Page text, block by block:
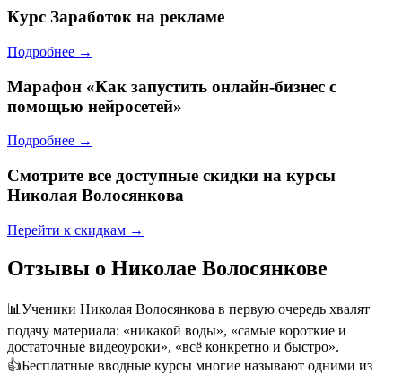
Курс Заработок на рекламе
Подробнее →
Марафон «Как запустить онлайн-бизнес с
помощью нейросетей»
Подробнее →
Смотрите все доступные скидки на курсы
Николая Волосянкова
Перейти к скидкам →
Отзывы о Николае Волосянкове
📊 Ученики Николая Волосянкова в первую очередь хвалят
подачу материала: «никакой воды», «самые короткие и
достаточные видеоуроки», «всё конкретно и быстро».
👍Бесплатные вводные курсы многие называют одними из